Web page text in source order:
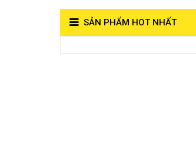
SẢN PHẨM HOT NHẤT